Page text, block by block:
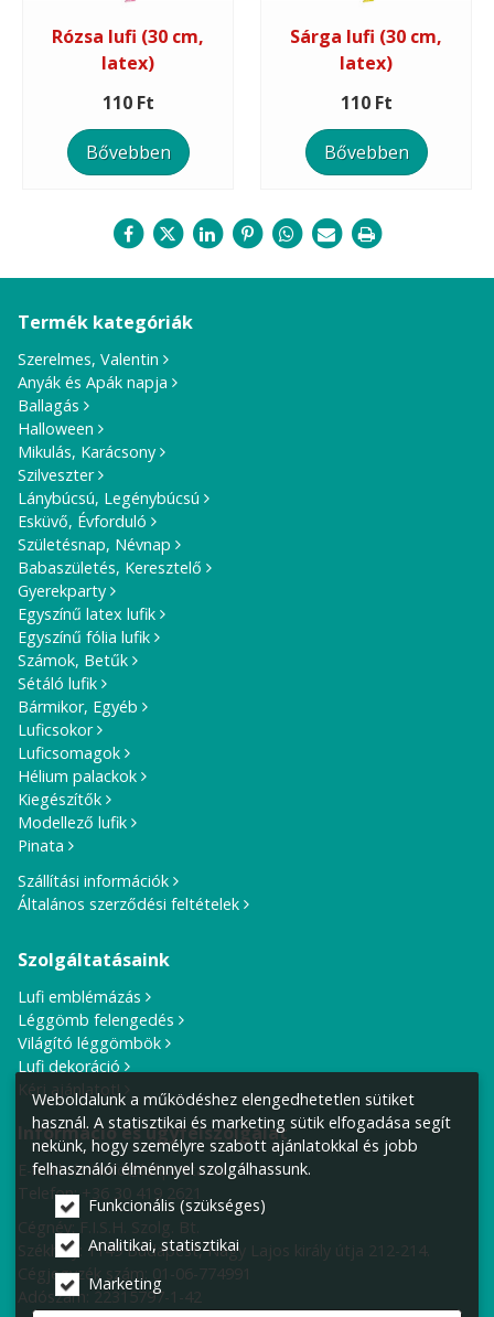
Rózsa lufi (30 cm,
latex)
110 Ft
Bővebben
Sárga lufi (30 cm,
latex)
110 Ft
Bővebben
Termék kategóriák
Szerelmes, Valentin
Anyák és Apák napja
Ballagás
Halloween
Mikulás, Karácsony
Szilveszter
Lánybúcsú, Legénybúcsú
Esküvő, Évforduló
Születésnap, Névnap
Babaszületés, Keresztelő
Gyerekparty
Egyszínű latex lufik
Egyszínű fólia lufik
Számok, Betűk
Sétáló lufik
Bármikor, Egyéb
Luficsokor
Luficsomagok
Hélium palackok
Kiegészítők
Modellező lufik
Pinata
Szállítási információk
Általános szerződési feltételek
Szolgáltatásaink
Lufi emblémázás
Léggömb felengedés
Világító léggömbök
Lufi dekoráció
Kérj ajánlatot!
Információ és ügyfélszolgálat
E-mail cím:info@lufiposta.hu
Telefon:+36 30 419 2621
Cégnév: F.I.S.H. Szolg. Bt.
Székhely: 1149 Budapest, Nagy Lajos király útja 212-214.
Cégjegyzék szám: 01-06-774991
Adószám: 22315797-1-42
Weboldalunk a működéshez elengedhetetlen sütiket
használ. A statisztikai és marketing sütik elfogadása segít
nekünk, hogy személyre szabott ajánlatokkal és jobb
felhasználói élménnyel szolgálhassunk.
Funkcionális (szükséges)
Analitikai, statisztikai
Marketing